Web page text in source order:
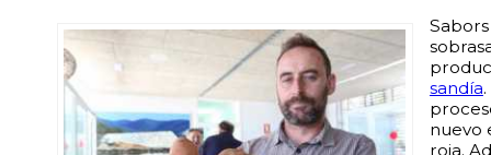
sandía
nuevo
roja.